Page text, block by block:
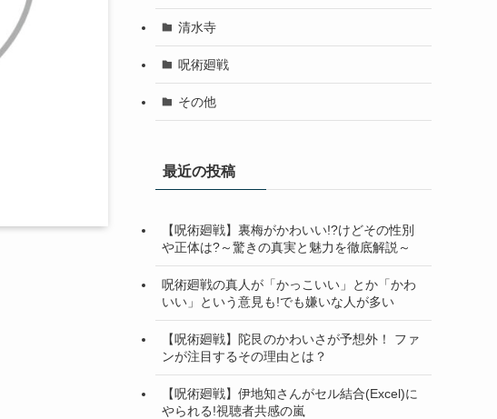
清水寺
呪術廻戦
その他
最近の投稿
【呪術廻戦】裏梅がかわいい!?けどその性別
や正体は?～驚きの真実と魅力を徹底解説～
呪術廻戦の真人が「かっこいい」とか「かわ
いい」という意見も!でも嫌いな人が多い
【呪術廻戦】陀艮のかわいさが予想外！ ファ
ンが注目するその理由とは？
【呪術廻戦】伊地知さんがセル結合(Excel)に
やられる!視聴者共感の嵐